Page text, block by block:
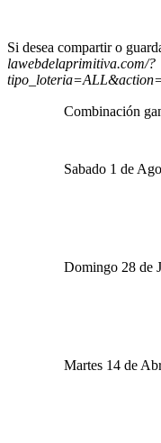
Si desea compartir o
lawebdelaprimitiva.com/?
Combinación
Sabado 1 de
Domingo 28 de
Martes 14 de